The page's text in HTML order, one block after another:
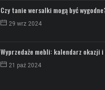
Czy tanie wersalki mogą być
29 wrz 2024
Wyprzedaże mebli: kalendarz okazji
21 paź 2024